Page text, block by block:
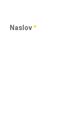
Naslov*